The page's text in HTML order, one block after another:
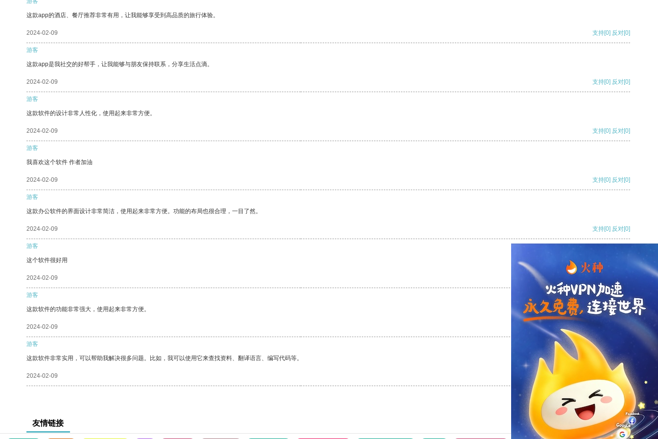
这款app的酒店、餐厅推荐非常有用，让我能够享受到高品质的旅行体验。
2024-02-09 支持[0] 反对[0]
游客
这款app是我社交的好帮手，让我能够与朋友保持联系，分享生活点滴。
2024-02-09 支持[0] 反对[0]
游客
这款软件的设计非常人性化，使用起来非常方便。
2024-02-09 支持[0] 反对[0]
游客
我喜欢这个软件 作者加油
2024-02-09 支持[0] 反对[0]
游客
这款办公软件的界面设计非常简洁，使用起来非常方便。功能的布局也很合理，一目了然。
2024-02-09 支持[0] 反对[0]
游客
这个软件很好用
2024-02-09
游客
这款软件的功能非常强大，使用起来非常方便。
2024-02-09 反对
游客
这款软件非常实用，可以帮助我解决很多问题。比如，我可以使用它来查找资料、翻译语言、编写代码等。
2024-02-09 反对[0]
友情链接